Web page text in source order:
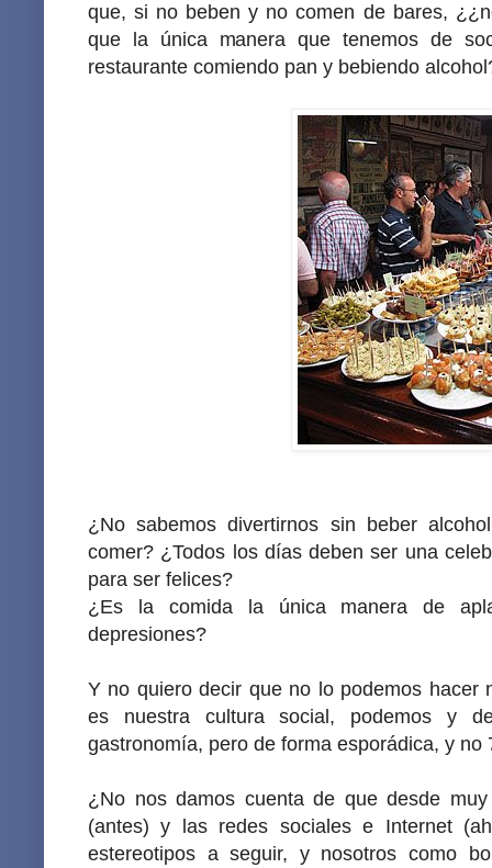
que, si no beben y no comen de bares,
que la única manera que tenemos de
restaurante comiendo pan y bebiendo
¿No sabemos divertirnos sin beber
comer? ¿Todos los días deben ser una
para ser felices?
¿Es la comida la única manera de
depresiones?
Y no quiero decir que no lo podemos hacer
es nuestra cultura social, podemos y
gastronomía, pero de forma esporádica, y no
¿No nos damos cuenta de que desde
(antes) y las redes sociales e Internet
estereotipos a seguir, y nosotros como